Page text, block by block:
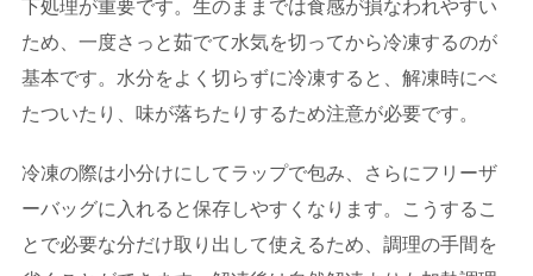
下処理が重要です。生のままでは食感が損なわれやすい
ため、一度さっと茹でて水気を切ってから冷凍するのが
基本です。水分をよく切らずに冷凍すると、解凍時にべ
たついたり、味が落ちたりするため注意が必要です。
冷凍の際は小分けにしてラップで包み、さらにフリーザ
ーバッグに入れると保存しやすくなります。こうするこ
とで必要な分だけ取り出して使えるため、調理の手間を